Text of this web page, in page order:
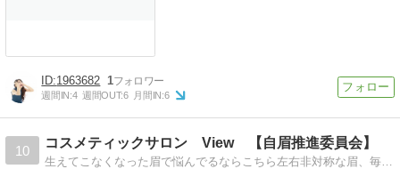
1963682 1
週間IN:4 週間OUT:6 月間IN:6
10
コスメティックサロン View 【自眉推進委員会】
生えてこなくなった眉で悩んでるならこちら左右非対称な眉、毎朝描くのがつらい。そんな悩み、解決します。